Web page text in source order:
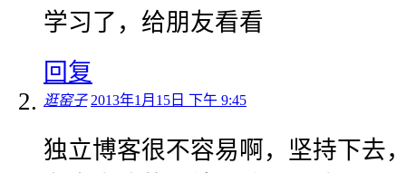
学习了，给朋友看看
回复
逛窑子 2013年1月15日 下午 9:45
独立博客很不容易啊，坚持下去